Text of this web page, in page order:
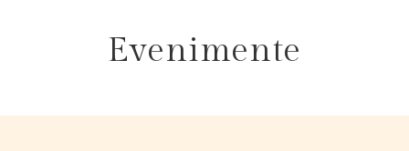
Evenimente